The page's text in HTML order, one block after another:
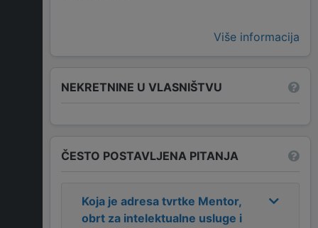
Više informacija
NEKRETNINE U VLASNIŠTVU
ČESTO POSTAVLJENA PITANJA
Koja je adresa tvrtke Mentor,
obrt za intelektualne usluge i